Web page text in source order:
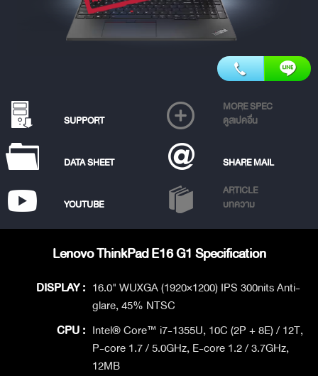
SUPPORT
MORE SPEC
ดูสเปคอื่น
DATA SHEET SHARE MAIL
YOUTUBE
ARTICLE
บทความ
Lenovo ThinkPad E16 G1 Specification
DISPLAY : 16.0" WUXGA (1920×1200) IPS 300nits Anti-
glare, 45% NTSC
CPU : Intel® Core™ i7-1355U, 10C (2P + 8E) / 12T,
P-core 1.7 / 5.0GHz, E-core 1.2 / 3.7GHz,
12MB